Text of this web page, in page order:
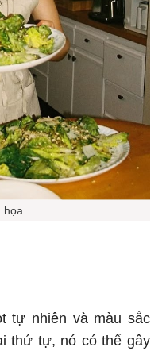
họa
tự nhiên và màu sắc
thứ tự, nó có thể gây